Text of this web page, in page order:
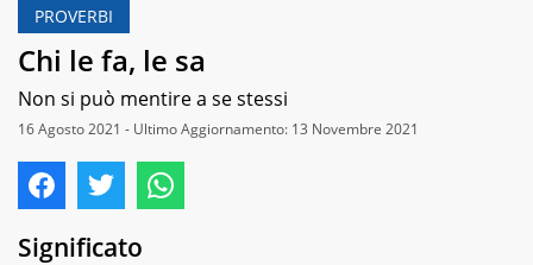
PROVERBI
Chi le fa, le sa
Non si può mentire a se stessi
16 Agosto 2021 - Ultimo Aggiornamento: 13 Novembre 2021
Significato